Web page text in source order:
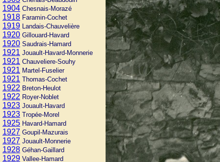
1904 Chesnais-Morazé
1918 Faramin-Cochet
1919 Landais-Chauvelière
1920 Gillouard-Havard
1920 Saudrais-Hamard
1921 Jouault-Havard-Monnerie
1921 Chauveliere-Souhy
1921 Martel-Fuselier
1921 Thomas-Cochet
1922 Breton-Heulot
1922 Royer-Noblet
1923 Jouault-Havard
1923 Tropée-Morel
1925 Havard-Hamard
1927 Goupil-Mazurais
1927 Jouault-Monnerie
1928 Géhan-Gaillard
1929 Vallee-Hamard